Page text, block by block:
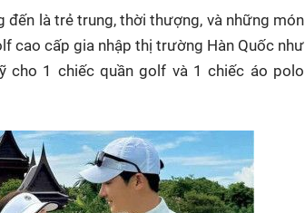
đến là trẻ trung, thời thượng, và những món
cao cấp gia nhập thị trường Hàn Quốc như
cho 1 chiếc quần golf và 1 chiếc áo polo